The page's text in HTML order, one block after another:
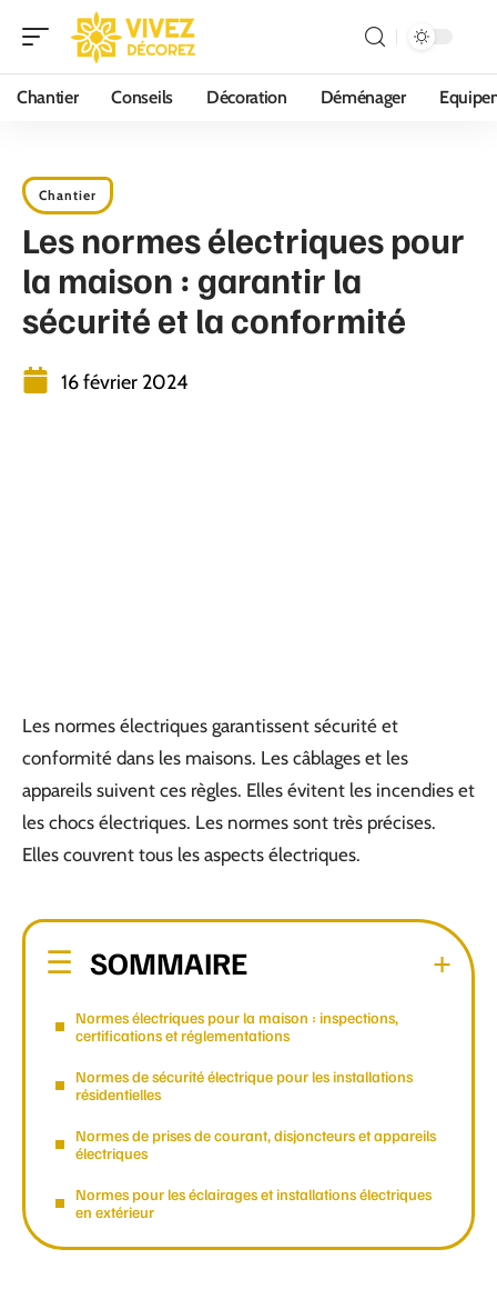
Chantier Conseils Décoration Déménager
Chantier
Les normes électriques pour
la maison : garantir la
sécurité et la conformité
16 février 2024
Les normes électriques garantissent sécurité et
conformité dans les maisons. Les câblages et les
appareils suivent ces règles. Elles évitent les incendies et
les chocs électriques. Les normes sont très précises.
Elles couvrent tous les aspects électriques.
SOMMAIRE
Normes électriques pour la maison : inspections,
certifications et réglementations
Normes de sécurité électrique pour les installations
résidentielles
Normes de prises de courant, disjoncteurs et appareils
électriques
Normes pour les éclairages et installations électriques
en extérieur